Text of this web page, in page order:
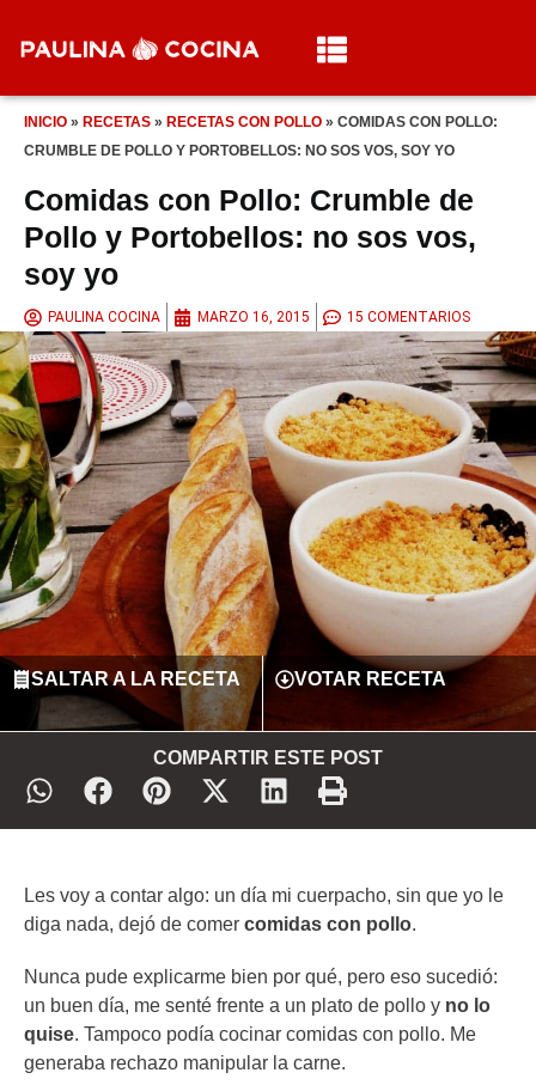
INICIO » RECETAS » RECETAS CON POLLO » COMIDAS CON POLLO:
CRUMBLE DE POLLO Y PORTOBELLOS: NO SOS VOS, SOY YO
Comidas con Pollo: Crumble de
Pollo y Portobellos: no sos vos,
soy yo
PAULINA COCINA MARZO 16, 2015 15 COMENTARIOS
SALTAR A LA RECETA VOTAR RECETA
COMPARTIR ESTE POST
Les voy a contar algo: un día mi cuerpacho, sin que yo le
diga nada, dejó de comer comidas con pollo.
Nunca pude explicarme bien por qué, pero eso sucedió:
un buen día, me senté frente a un plato de pollo y no lo
quise. Tampoco podía cocinar comidas con pollo. Me
generaba rechazo manipular la carne.